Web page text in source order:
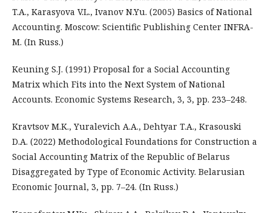
T.A., Karasyova V.L., Ivanov N.Yu. (2005) Basics of National
Accounting. Moscow: Scientific Publishing Center INFRA-
M. (In Russ.)
Keuning S.J. (1991) Proposal for a Social Accounting
Matrix which Fits into the Next System of National
Accounts. Economic Systems Research, 3, 3, pp. 233–248.
Kravtsov M.K., Yuralevich A.A., Dehtyar T.A., Krasouski
D.A. (2022) Methodological Foundations for Construction a
Social Accounting Matrix of the Republic of Belarus
Disaggregated by Type of Economic Activity. Belarusian
Economic Journal, 3, pp. 7–24. (In Russ.)